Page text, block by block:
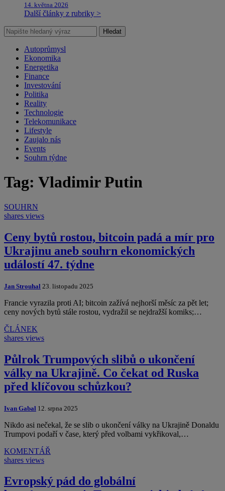
14. května 2026
Další články z rubriky >
Hledat
Autoprůmysl
Ekonomika
Energetika
Finance
Investování
Politika
Reality
Technologie
Telekomunikace
Lifestyle
Zaujalo nás
Events
Souhrn týdne
Tag: Vladimir Putin
SOUHRN
shares views
Ceny bytů rostou, bitcoin padá a mír pro
Ukrajinu aneb souhrn ekonomických
událostí 47. týdne
Jan Strouhal 23. listopadu 2025
Francie vyrazila proti AI; bitcoin zažívá nejhorší měsíc za pět let;
ceny nových bytů stále rostou, vydražil se nejdražší komiks;…
ČLÁNEK
shares views
Půlrok Trumpových slibů o ukončení
války na Ukrajině. Co čekat od Ruska
před klíčovou schůzkou?
Ivan Gabal 12. srpna 2025
Nikdo asi nečekal, že se slib o ukončení války na Ukrajině Donaldu
Trumpovi podaří v čase, který před volbami vykřikoval,…
KOMENTÁŘ
shares views
Evropský pád do globální